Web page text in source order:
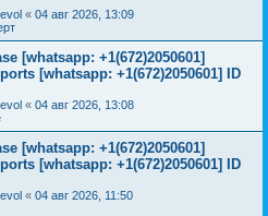
« 04 авг 2026, 13:09
[whatsapp: +1(672)2050601]
[whatsapp: +1(672)2050601] ID
« 04 авг 2026, 13:08
[whatsapp: +1(672)2050601]
[whatsapp: +1(672)2050601] ID
« 04 авг 2026, 11:50